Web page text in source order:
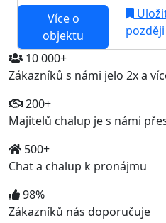
Více o
objektu
později
10 000+
Zákazníků s námi jelo 2x a
200+
Majitelů chalup je s námi
500+
Chat a chalup k pronájmu
98%
Zákazníků nás doporučuje